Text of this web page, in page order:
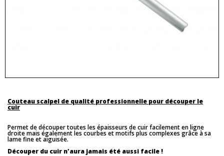
Couteau scalpel de qualité professionnelle pour découper le
cuir
Permet de découper toutes les épaisseurs de cuir facilement en ligne
droite mais également les courbes et motifs plus complexes grâce à sa
lame fine et aiguisée.
Découper du cuir n'aura jamais été aussi facile !